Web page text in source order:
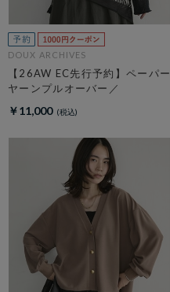
DOUX ARCHIVES
【26AW EC先行予約】ペーパー
ヤーンプルオーバー／
￥11,000